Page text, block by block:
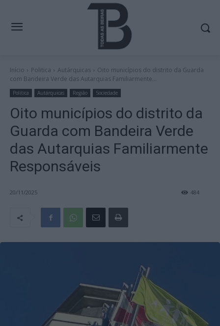
Início Politica Autárquicas
Oito municípios do distrito da Guarda
com Bandeira Verde das Autarquias Familiarmente...
Politica Autárquicas Região Sociedade
Oito municípios do distrito da
Guarda com Bandeira Verde
das Autarquias Familiarmente
Responsáveis
20/11/2025 484